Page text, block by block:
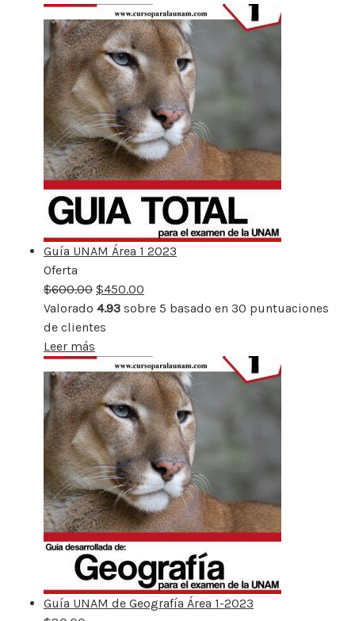
Guía UNAM Área 1 2023
Oferta
rebajado
$600.00 $450.00
Valorado 4.93 sobre 5 basado en 30 puntuaciones
de clientes
Leer más
Guía UNAM de Geografía Área 1-2023